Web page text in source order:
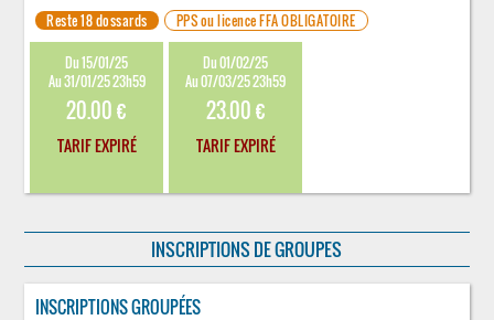
Reste 18 dossards
PPS ou licence FFA OBLIGATOIRE
Du 15/01/25
Au 31/01/25 23h59
20.00 €
TARIF EXPIRÉ
Du 01/02/25
Au 07/03/25 23h59
23.00 €
TARIF EXPIRÉ
INSCRIPTIONS DE GROUPES
INSCRIPTIONS GROUPÉES